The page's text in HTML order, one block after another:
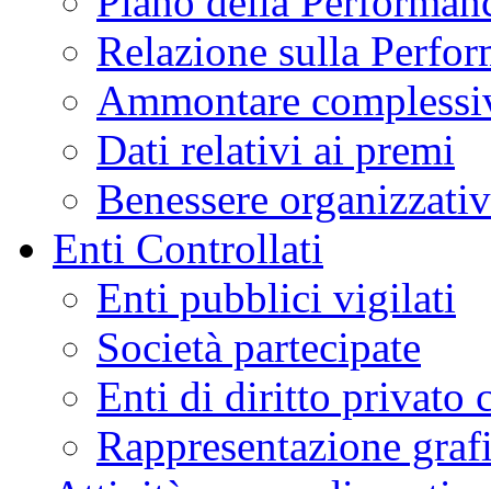
Relazione sulla
Ammontare
Dati relativi ai premi
Benessere
Enti Controllati
Enti pubblici vigilati
Società partecipate
Enti di diritto privato
Rappresentazione